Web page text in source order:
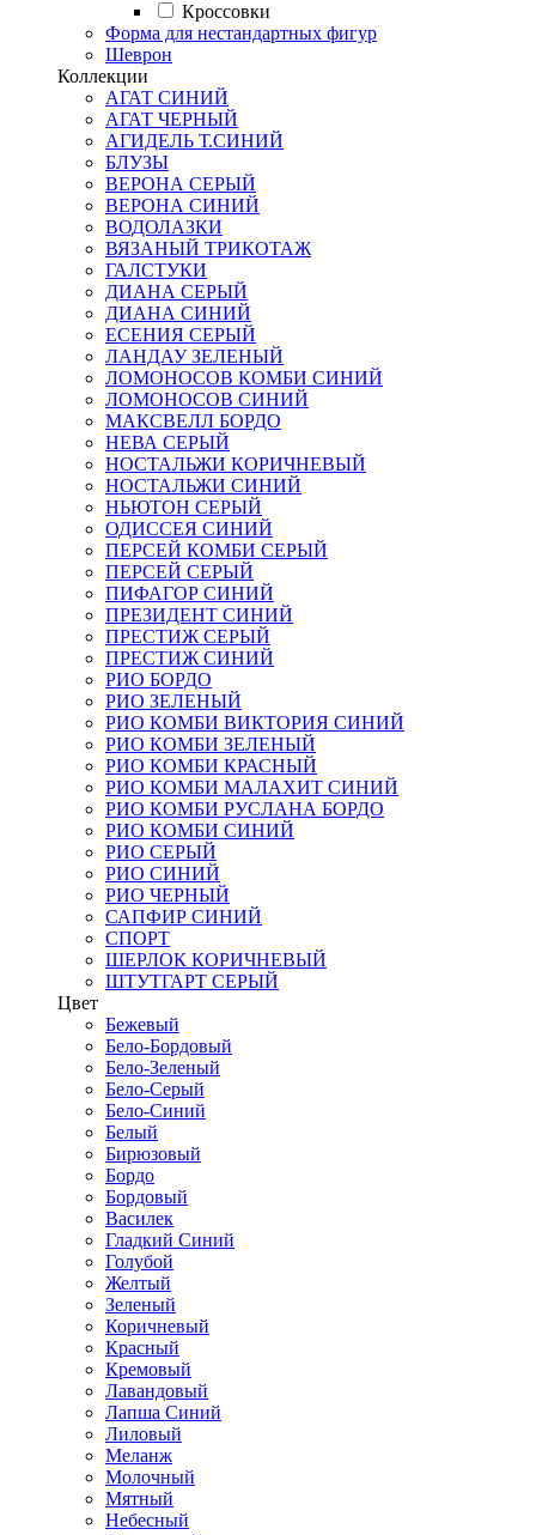
Кроссовки
Форма для нестандартных фигур
Шеврон
Коллекции
АГАТ СИНИЙ
АГАТ ЧЕРНЫЙ
АГИДЕЛЬ Т.СИНИЙ
БЛУЗЫ
ВЕРОНА СЕРЫЙ
ВЕРОНА СИНИЙ
ВОДОЛАЗКИ
ВЯЗАНЫЙ ТРИКОТАЖ
ГАЛСТУКИ
ДИАНА СЕРЫЙ
ДИАНА СИНИЙ
ЕСЕНИЯ СЕРЫЙ
ЛАНДАУ ЗЕЛЕНЫЙ
ЛОМОНОСОВ КОМБИ СИНИЙ
ЛОМОНОСОВ СИНИЙ
МАКСВЕЛЛ БОРДО
НЕВА СЕРЫЙ
НОСТАЛЬЖИ КОРИЧНЕВЫЙ
НОСТАЛЬЖИ СИНИЙ
НЬЮТОН СЕРЫЙ
ОДИССЕЯ СИНИЙ
ПЕРСЕЙ КОМБИ СЕРЫЙ
ПЕРСЕЙ СЕРЫЙ
ПИФАГОР СИНИЙ
ПРЕЗИДЕНТ СИНИЙ
ПРЕСТИЖ СЕРЫЙ
ПРЕСТИЖ СИНИЙ
РИО БОРДО
РИО ЗЕЛЕНЫЙ
РИО КОМБИ ВИКТОРИЯ СИНИЙ
РИО КОМБИ ЗЕЛЕНЫЙ
РИО КОМБИ КРАСНЫЙ
РИО КОМБИ МАЛАХИТ СИНИЙ
РИО КОМБИ РУСЛАНА БОРДО
РИО КОМБИ СИНИЙ
РИО СЕРЫЙ
РИО СИНИЙ
РИО ЧЕРНЫЙ
САПФИР СИНИЙ
СПОРТ
ШЕРЛОК КОРИЧНЕВЫЙ
ШТУТГАРТ СЕРЫЙ
Цвет
Бежевый
Бело-Бордовый
Бело-Зеленый
Бело-Серый
Бело-Синий
Белый
Бирюзовый
Бордо
Бордовый
Василек
Гладкий Синий
Голубой
Желтый
Зеленый
Коричневый
Красный
Кремовый
Лавандовый
Лапша Синий
Лиловый
Меланж
Молочный
Мятный
Небесный